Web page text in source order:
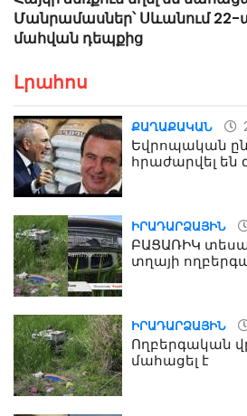
Մանրամասներ՝ Սևանում 22-
մահվան դեպքից
Լրահոս
ՔԱՂԱՔԱԿԱՆ
Եվրոպական
հրաժարվել են
ԻՐԱԴԱՐՁԱՅԻՆ
ԲԱՑԱՌԻԿ
տղայի
ԻՐԱԴԱՐՁԱՅԻՆ
Ողբերգական
մահացել է